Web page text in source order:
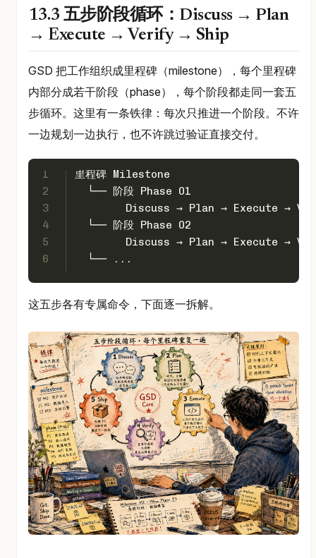
13.3 五步阶段循环：Discuss → Plan
→ Execute → Verify → Ship
GSD 把工作组织成里程碑（milestone），每个里程碑
内部分成若干阶段（phase），每个阶段都走同一套五
步循环。这里有一条铁律：每次只推进一个阶段。不许
一边规划一边执行，也不许跳过验证直接交付。
1
2
3
4
5
6
里程碑 Milestone
  └── 阶段 Phase 01
Discuss → Plan → Execute →
  └── 阶段 Phase 02
Discuss → Plan → Execute →
  └── ...
这五步各有专属命令，下面逐一拆解。